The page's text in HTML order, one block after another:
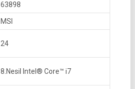
63898
MSI
24
8.Nesil Intel® Core™ i7